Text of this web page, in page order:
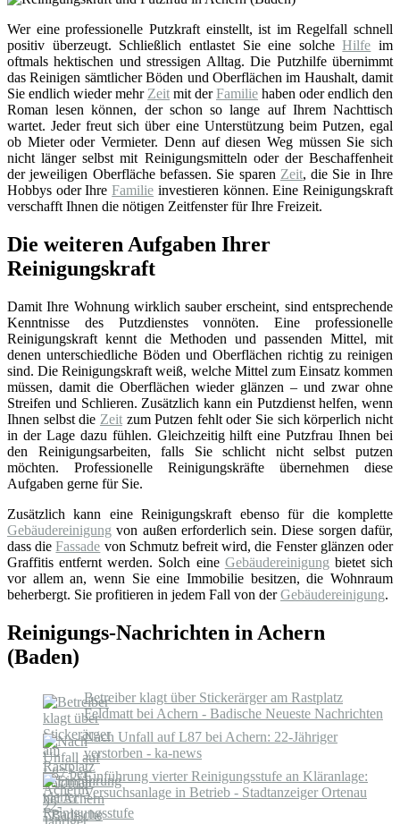
Wer eine professionelle Putzkraft einstellt, ist im Regelfall schnell
positiv überzeugt. Schließlich entlastet Sie eine solcheHilfe im
oftmals hektischen und stressigen Alltag. Die Putzhilfe übernimmt
das Reinigen sämtlicher Böden und Oberflächen im Haushalt, damit
Sie endlich wieder mehr Zeit mit derFamilie haben oder endlich den
Roman lesen können, der schon so lange auf Ihrem Nachttisch
wartet. Jeder freut sich über eine Unterstützung beim Putzen, egal
ob Mieter oder Vermieter. Denn auf diesen Weg müssen Sie sich
nicht länger selbst mit Reinigungsmitteln oder der Beschaffenheit
der jeweiligen Oberfläche befassen. Sie sparen Zeit, die Sie in Ihre
Hobbys oder IhreFamilie investieren können. Eine Reinigungskraft
verschafft Ihnen die nötigen Zeitfenster für Ihre Freizeit.
Die weiteren Aufgaben Ihrer
Reinigungskraft
Damit Ihre Wohnung wirklich sauber erscheint, sind entsprechende
Kenntnisse des Putzdienstes vonnöten. Eine professionelle
Reinigungskraft kennt die Methoden und passenden Mittel, mit
denen unterschiedliche Böden und Oberflächen richtig zu reinigen
sind. Die Reinigungskraft weiß, welche Mittel zum Einsatz kommen
müssen, damit die Oberflächen wieder glänzen – und zwar ohne
Streifen und Schlieren. Zusätzlich kann ein Putzdienst helfen, wenn
Ihnen selbst die Zeitzum Putzen fehlt oder Sie sich körperlich nicht
in der Lage dazu fühlen. Gleichzeitig hilft eine Putzfrau Ihnen bei
den Reinigungsarbeiten, falls Sie schlicht nicht selbst putzen
möchten. Professionelle Reinigungskräfte übernehmen diese
Aufgaben gerne für Sie.
Zusätzlich kann eine Reinigungskraft ebenso für die komplette
Gebäudereinigung von außen erforderlich sein. Diese sorgen dafür,
dass dieFassade von Schmutz befreit wird, die Fenster glänzen oder
Graffitis entfernt werden. Solch eine Gebäudereinigung bietet sich
vor allem an, wenn Sie eine Immobilie besitzen, die Wohnraum
beherbergt. Sie profitieren in jedem Fall von derGebäudereinigung.
Reinigungs-Nachrichten in Achern
(Baden)
Betreiber klagt über Stickerärger am Rastplatz
Feldmatt bei Achern - Badische Neueste Nachrichten
Nach Unfall auf L87 bei Achern: 22-Jähriger
verstorben - ka-news
Einführung vierter Reinigungsstufe an Kläranlage:
Versuchsanlage in Betrieb - Stadtanzeiger Ortenau